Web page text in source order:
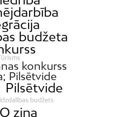
budžeta
konkurss
Pilsētvide
Pilsētvide
budžets
ziņa